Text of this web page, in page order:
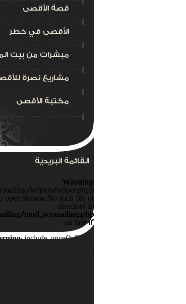
قصة الأقصى
الأقصى في خطر
مبشرات من بيت
مشاريع نصرة
مكتبة الأقصى
القائمة البريدية
Warning:
helpers/helper.php):
open stream: No such file or
directory in
mod_acymailing.php
on line12
: include_once(): Failed
opening
helpers/helper.php'
mod_acymailing.php